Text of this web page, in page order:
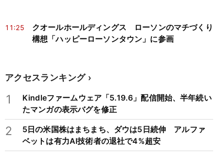
11:25
クオールホールディングス ローソンのマチづくり
構想「ハッピーローソンタウン」に参画
アクセスランキング
1
Kindleファームウェア「5.19.6」配信開始、半年続い
たマンガの表示バグを修正
2
5日の米国株はまちまち、ダウは5日続伸 アルファ
ベットは有力AI技術者の退社で4%超安